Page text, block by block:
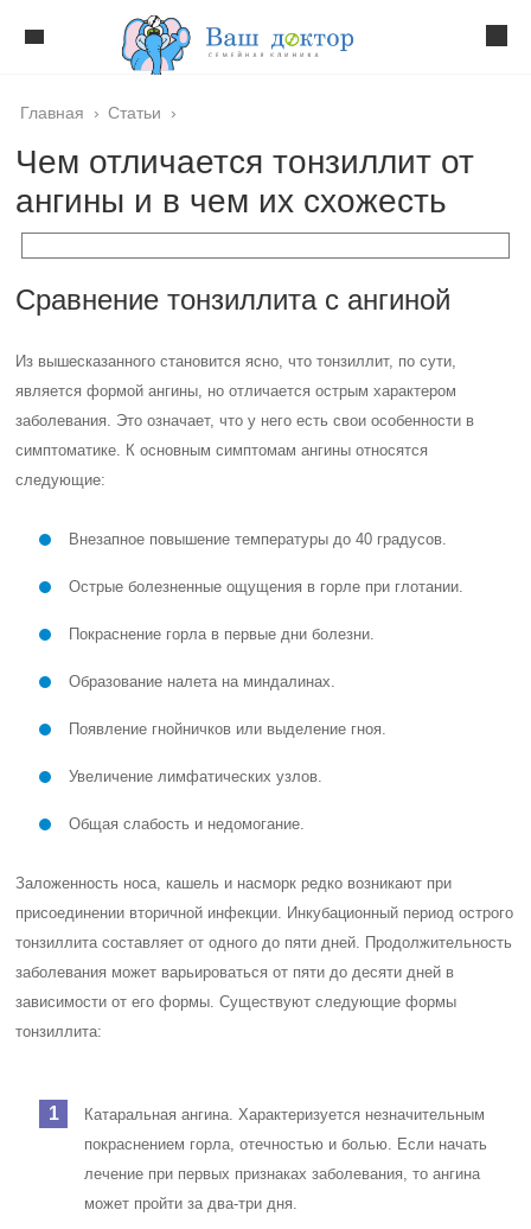
Главная › Статьи ›
Чем отличается тонзиллит от
ангины и в чем их схожесть
Сравнение тонзиллита с ангиной
Из вышесказанного становится ясно, что тонзиллит, по сути,
является формой ангины, но отличается острым характером
заболевания. Это означает, что у него есть свои особенности в
симптоматике. К основным симптомам ангины относятся
следующие:
Внезапное повышение температуры до 40 градусов.
Острые болезненные ощущения в горле при глотании.
Покраснение горла в первые дни болезни.
Образование налета на миндалинах.
Появление гнойничков или выделение гноя.
Увеличение лимфатических узлов.
Общая слабость и недомогание.
Заложенность носа, кашель и насморк редко возникают при
присоединении вторичной инфекции. Инкубационный период острого
тонзиллита составляет от одного до пяти дней. Продолжительность
заболевания может варьироваться от пяти до десяти дней в
зависимости от его формы. Существуют следующие формы
тонзиллита:
Катаральная ангина. Характеризуется незначительным
покраснением горла, отечностью и болью. Если начать
лечение при первых признаках заболевания, то ангина
может пройти за два-три дня.